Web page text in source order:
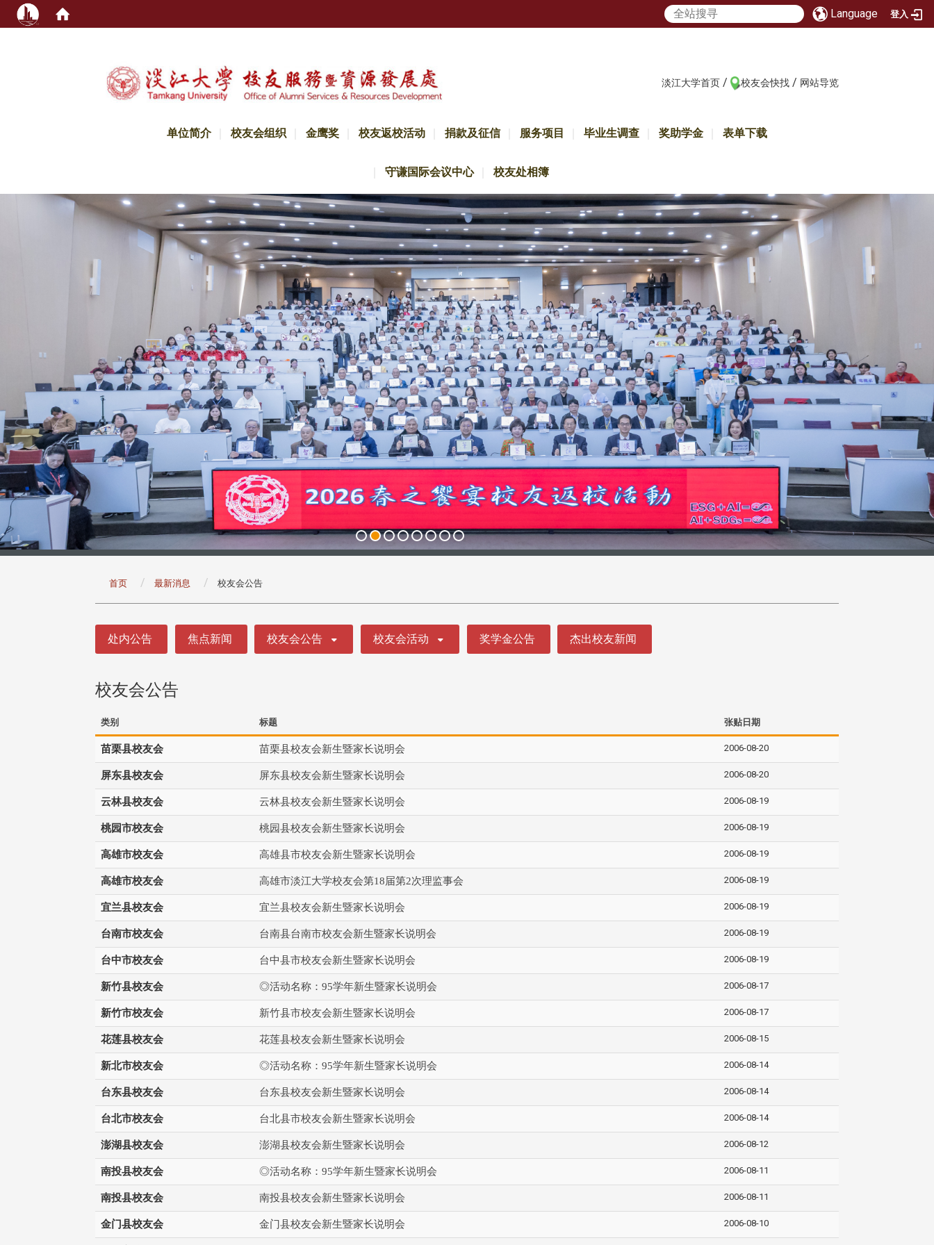
Language 登入
淡江大学首页 / 校友会快找 / 网站导览
单位简介 校友会组织 金鹰奖 校友返校活动 捐款及征信 服务项目 毕业生调查 奖助学金 表单下载
守谦国际会议中心 校友处相簿
首页 最新消息 校友会公告
处内公告 焦点新闻 校友会公告 校友会活动 奖学金公告 杰出校友新闻
校友会公告
类别 标题 张贴日期
苗栗县校友会 苗栗县校友会新生暨家长说明会 2006-08-20
屏东县校友会 屏东县校友会新生暨家长说明会 2006-08-20
云林县校友会 云林县校友会新生暨家长说明会 2006-08-19
桃园市校友会 桃园县校友会新生暨家长说明会 2006-08-19
高雄市校友会 高雄县市校友会新生暨家长说明会 2006-08-19
高雄市校友会 高雄市淡江大学校友会第18届第2次理监事会 2006-08-19
宜兰县校友会 宜兰县校友会新生暨家长说明会 2006-08-19
台南市校友会 台南县台南市校友会新生暨家长说明会 2006-08-19
台中市校友会 台中县市校友会新生暨家长说明会 2006-08-19
新竹县校友会 ◎活动名称：95学年新生暨家长说明会 2006-08-17
新竹市校友会 新竹县市校友会新生暨家长说明会 2006-08-17
花莲县校友会 花莲县校友会新生暨家长说明会 2006-08-15
新北市校友会 ◎活动名称：95学年新生暨家长说明会 2006-08-14
台东县校友会 台东县校友会新生暨家长说明会 2006-08-14
台北市校友会 台北县市校友会新生暨家长说明会 2006-08-14
澎湖县校友会 澎湖县校友会新生暨家长说明会 2006-08-12
南投县校友会 ◎活动名称：95学年新生暨家长说明会 2006-08-11
南投县校友会 南投县校友会新生暨家长说明会 2006-08-11
金门县校友会 金门县校友会新生暨家长说明会 2006-08-10